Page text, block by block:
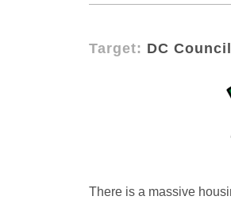
Target: DC Council
There is a massive